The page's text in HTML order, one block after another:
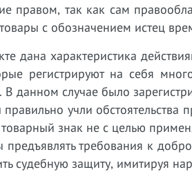
правом, так как сам
с обозначением истец
дана характеристика
регистрируют на себя
В данном случае было
учли
знак не с целью
предъявлять требования к
судебную защиту, имитируя